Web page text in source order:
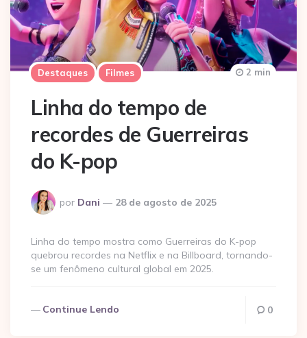
Destaques Filmes
Linha do tempo de
recordes de Guerreiras
do K-pop
Postado
por
por Dani 28 de agosto de 2025
2 min
Linha do tempo mostra como Guerreiras do K-pop
quebrou recordes na Netflix e na Billboard, tornando-
se um fenômeno cultural global em 2025.
Continue Lendo 0